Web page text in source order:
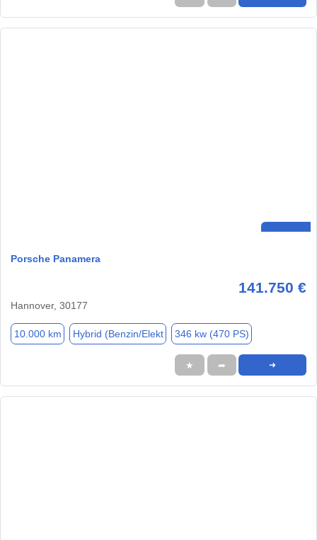
Porsche Panamera
141.750 €
Hannover, 30177
10.000 km Hybrid (Benzin/Elekt 346 kw (470 PS)
★ ➦ ➜